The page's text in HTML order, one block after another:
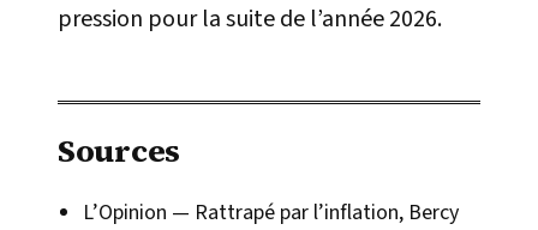
pression pour la suite de l’année 2026.
Sources
L’Opinion — Rattrapé par l’inflation, Bercy